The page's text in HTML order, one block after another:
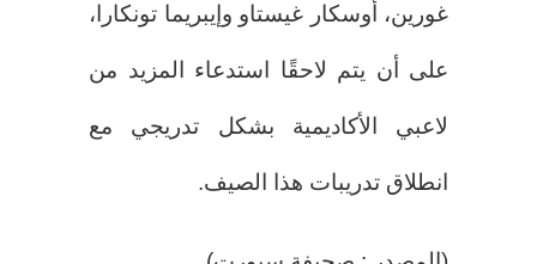
غورين، أوسكار غيستاو وإيبريما تونكارا،
على أن يتم لاحقًا استدعاء المزيد من
لاعبي الأكاديمية بشكل تدريجي مع
انطلاق تدريبات هذا الصيف.